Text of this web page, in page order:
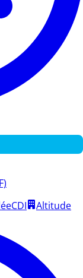
CDI
Altitude